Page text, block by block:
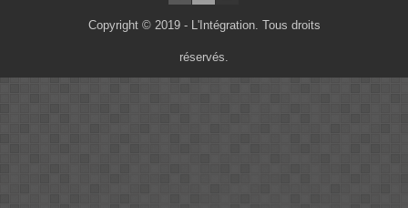
Copyright © 2019 - L'Intégration. Tous droits
réservés.